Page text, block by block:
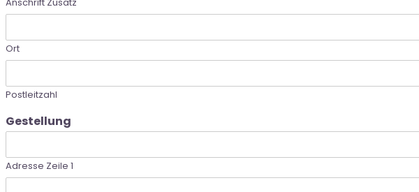
Ort
Postleitzahl
Gestellung
Adresse Zeile 1